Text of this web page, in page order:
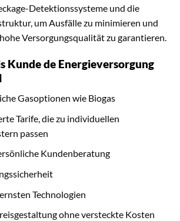
Detektionssysteme und die
um Ausfälle zu minimieren und
Versorgungsqualität zu garantieren.
Kunde de Energieversorgung
Gasoptionen wie Biogas
Tarife, die zu individuellen
passen
Kundenberatung
Technologien
ohne versteckte Kosten